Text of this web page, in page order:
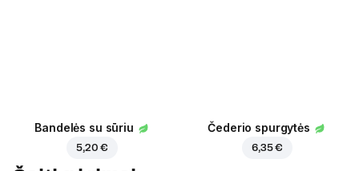
Bandelės su sūriu
5,20 €
Čederio spurgytės
6,35 €